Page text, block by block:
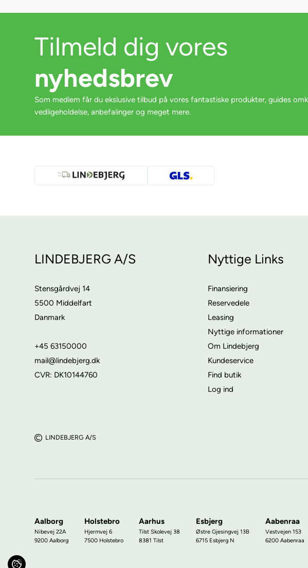
Tilmeld dig vores
nyhedsbrev
Som medlem får du ekslusive tilbud på vores fantastiske produkter, guides
vedligeholdelse, anbefalinger og meget mere.
LINDEBJERG A/S
Stensgårdvej 14
5500 Middelfart
Danmark
+45 63150000
mail@lindebjerg.dk
CVR: DK10144760
Nyttige Links
Finansiering
Reservedele
Leasing
Nyttige informationer
Om Lindebjerg
Kundeservice
Find butik
Log ind
LINDEBJERG A/S
Aalborg
Nibevej 22A
9200 Aalborg
Holstebro
Hjermvej 6
7500 Holstebro
Aarhus
Tilst Skolevej 38
8381 Tilst
Esbjerg
Østre Gjesingvej 13B
6715 Esbjerg N
Aabenraa
Vestvejen 153
6200 Aabenraa